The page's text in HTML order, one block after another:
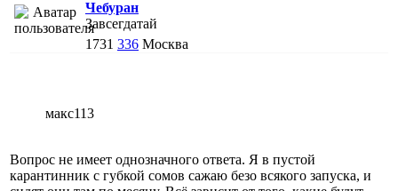
Чебуран
Завсегдатай
1731 336 Москва
макс113
Вопрос не имеет однозначного ответа. Я в пустой
карантинник с губкой сомов сажаю безо всякого запуска, и